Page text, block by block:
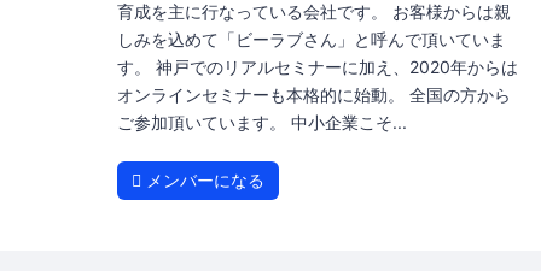
育成を主に行なっている会社です。 お客様からは親
しみを込めて「ビーラブさん」と呼んで頂いていま
す。 神戸でのリアルセミナーに加え、2020年からは
オンラインセミナーも本格的に始動。 全国の方から
ご参加頂いています。 中小企業こそ...
メンバーになる